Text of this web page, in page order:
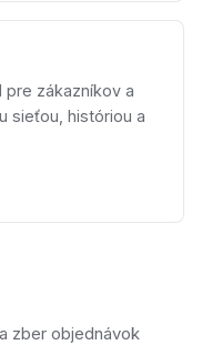
pre zákazníkov a
sieťou, históriou a
zber objednávok